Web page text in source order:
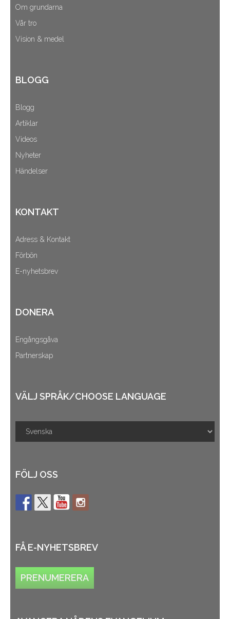
Om grundarna
Vår tro
Vision & medel
BLOGG
Blogg
Artiklar
Videos
Nyheter
Händelser
KONTAKT
Adress & Kontakt
Förbön
E-nyhetsbrev
DONERA
Engångsgåva
Partnerskap
VÄLJ SPRÅK/CHOOSE LANGUAGE
FÖLJ OSS
FÅ E-NYHETSBREV
PRENUMERERA